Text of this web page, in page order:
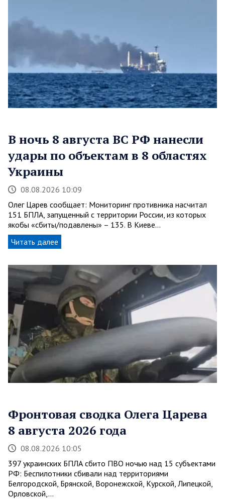
В ночь 8 августа ВС РФ нанесли
удары по объектам в 8 областях
Украины
08.08.2026 10:09
Олег Царев сообщает: Мониторинг противника насчитал
151 БПЛА, запущенный с территории России, из которых
якобы «сбиты/подавлены» – 135. В Киеве…
Читать далее
Фронтовая сводка Олега Царева
8 августа 2026 года
08.08.2026 10:05
397 украинских БПЛА сбито ПВО ночью над 15 субъектами
РФ: Беспилотники сбивали над территориями
Белгородской, Брянской, Воронежской, Курской, Липецкой,
Орловской,…